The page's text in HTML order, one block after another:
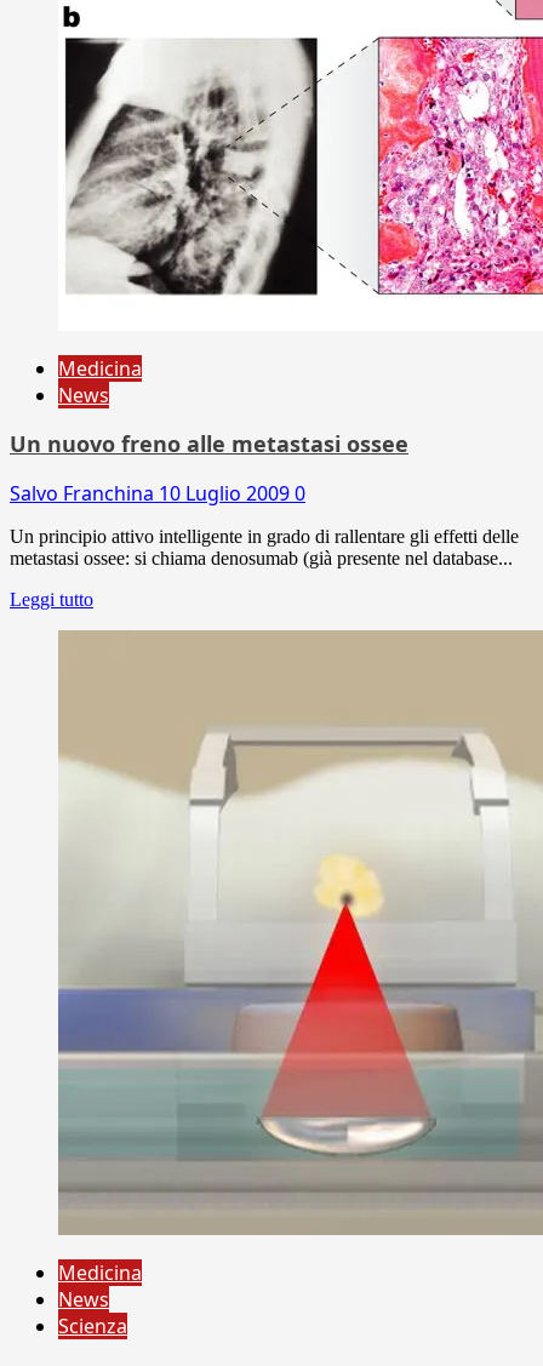
Medicina
News
Un nuovo freno alle metastasi ossee
Salvo Franchina 10 Luglio 20090
Un principio attivo intelligente in grado di rallentare gli effetti delle
metastasi ossee: si chiama denosumab (già presente nel database...
Leggi tutto
Medicina
News
Scienza